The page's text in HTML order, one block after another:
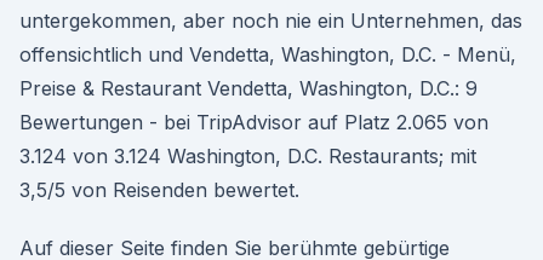
untergekommen, aber noch nie ein Unternehmen, das
offensichtlich und Vendetta, Washington, D.C. - Menü,
Preise & Restaurant Vendetta, Washington, D.C.: 9
Bewertungen - bei TripAdvisor auf Platz 2.065 von
3.124 von 3.124 Washington, D.C. Restaurants; mit
3,5/5 von Reisenden bewertet.
Auf dieser Seite finden Sie berühmte gebürtige